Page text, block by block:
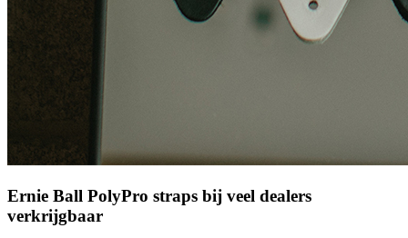
Ernie Ball PolyPro straps bij veel dealers
verkrijgbaar